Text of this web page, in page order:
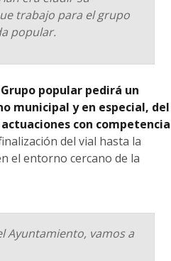
trabajo para el grupo
popular.
popular pedirá un
municipal y en especial, del
con competencia
del vial hasta la
el entorno cercano de la
Ayuntamiento, vamos a